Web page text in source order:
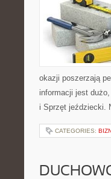
okazji poszerzają
informacji jest
i Sprzęt jeździecki.
CATEGORIES: